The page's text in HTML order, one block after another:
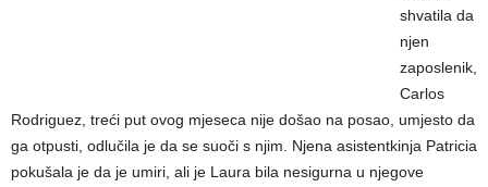
shvatila da
njen
zaposlenik,
Carlos
Rodriguez, treći put ovog mjeseca nije došao na posao, umjesto da
ga otpusti, odlučila je da se suoči s njim. Njena asistentkinja Patricia
pokušala je da je umiri, ali je Laura bila nesigurna u njegove